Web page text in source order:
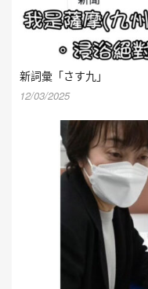
新詞彙「さす九」
12/03/2025